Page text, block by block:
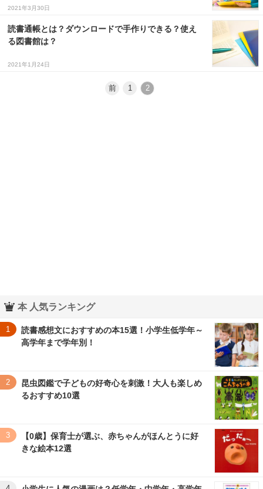
2021年3月30日
読書通帳とは？ダウンロードで手作りできる？使え
る図書館は？
2021年1月24日
前 1 2
本 人気ランキング
1
読書感想文におすすめの本15選！小学生低学年～
高学年まで学年別！
2
昆虫図鑑で子どもの好奇心を刺激！大人も楽しめ
るおすすめ10選
3
【0歳】保育士が選ぶ、赤ちゃんがほんとうに好
きな絵本12選